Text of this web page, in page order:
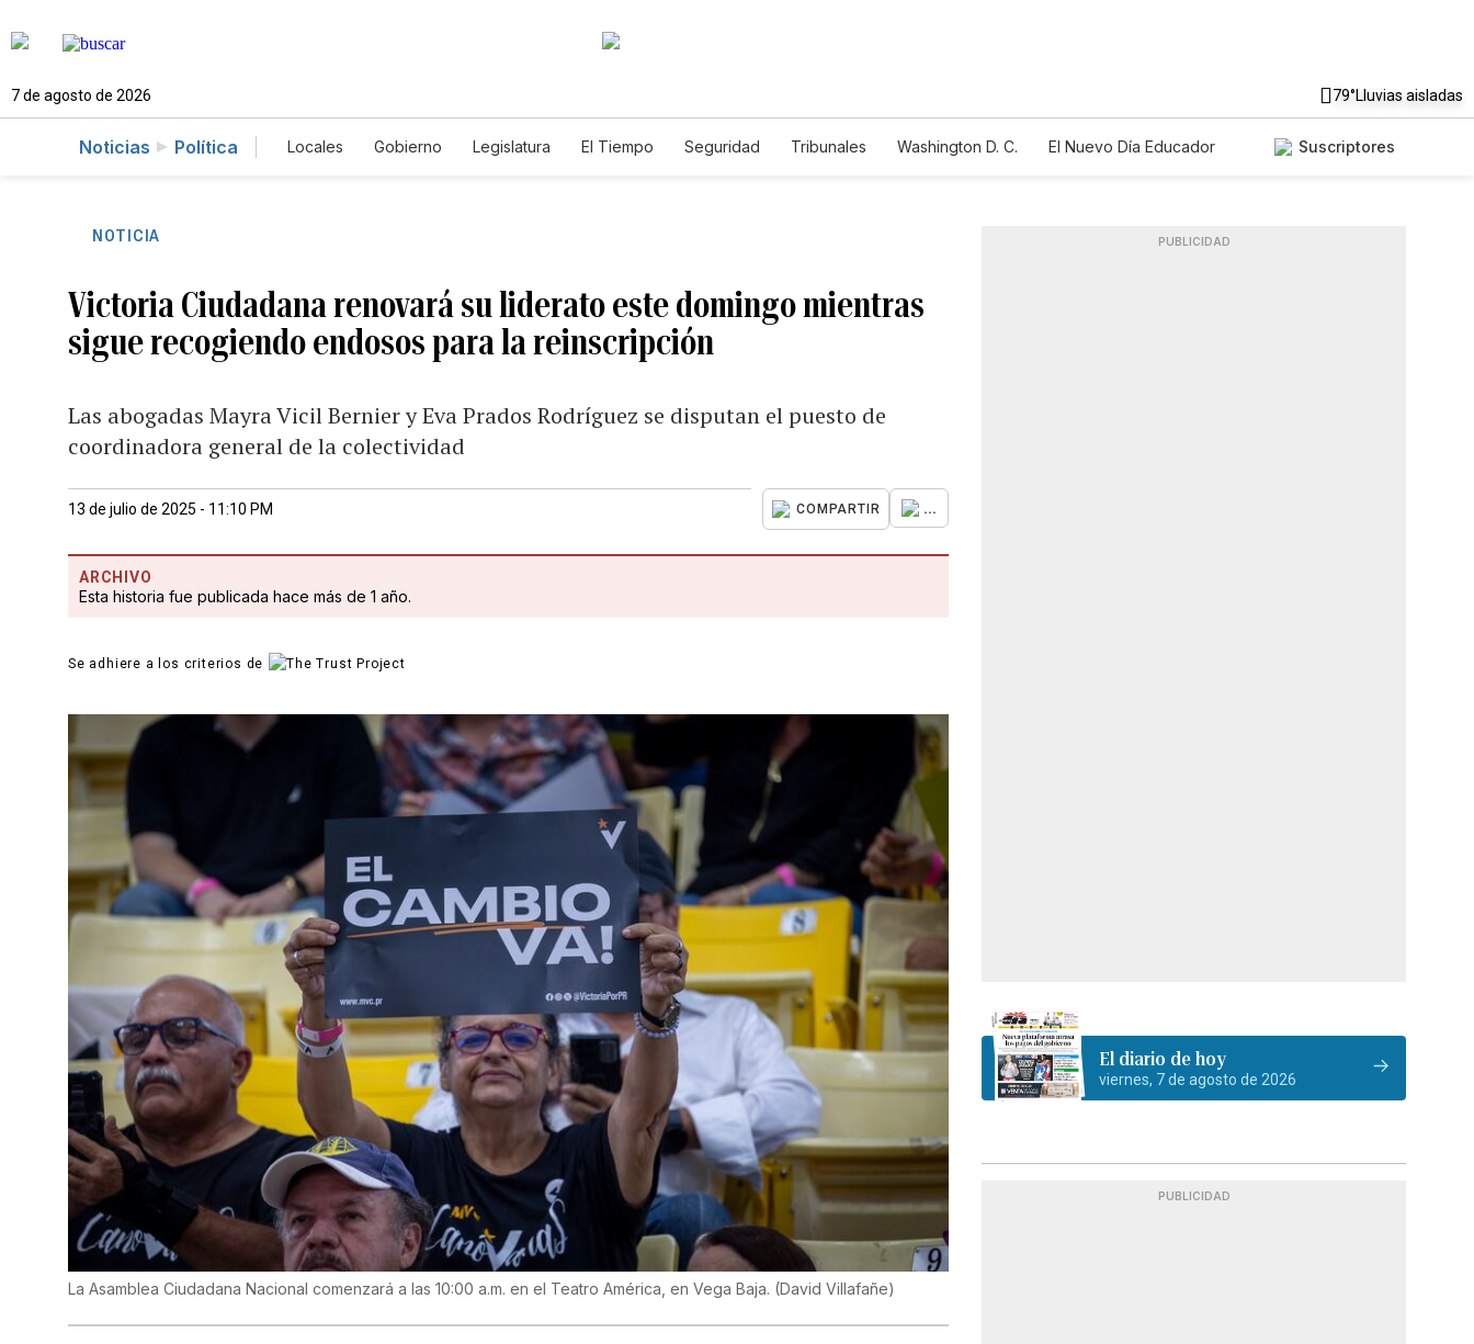
7 de agosto de 2026 79°Lluvias aisladas
Noticias Política Locales Gobierno Legislatura El Tiempo Seguridad Tribunales Washington D. C.
El Nuevo Día Educador
Suscriptores
NOTICIA
Victoria Ciudadana renovará su liderato este domingo mientras
sigue recogiendo endosos para la reinscripción
Las abogadas Mayra Vicil Bernier y Eva Prados Rodríguez se disputan el puesto de
coordinadora general de la colectividad
13 de julio de 2025 - 11:10 PM COMPARTIR ...
ARCHIVO
Esta historia fue publicada hace más de 1 año.
Se adhiere a los criterios de
La Asamblea Ciudadana Nacional comenzará a las 10:00 a.m. en el Teatro América, en Vega Baja. (David Villafañe)
PUBLICIDAD
El diario de hoy
viernes, 7 de agosto de 2026
PUBLICIDAD